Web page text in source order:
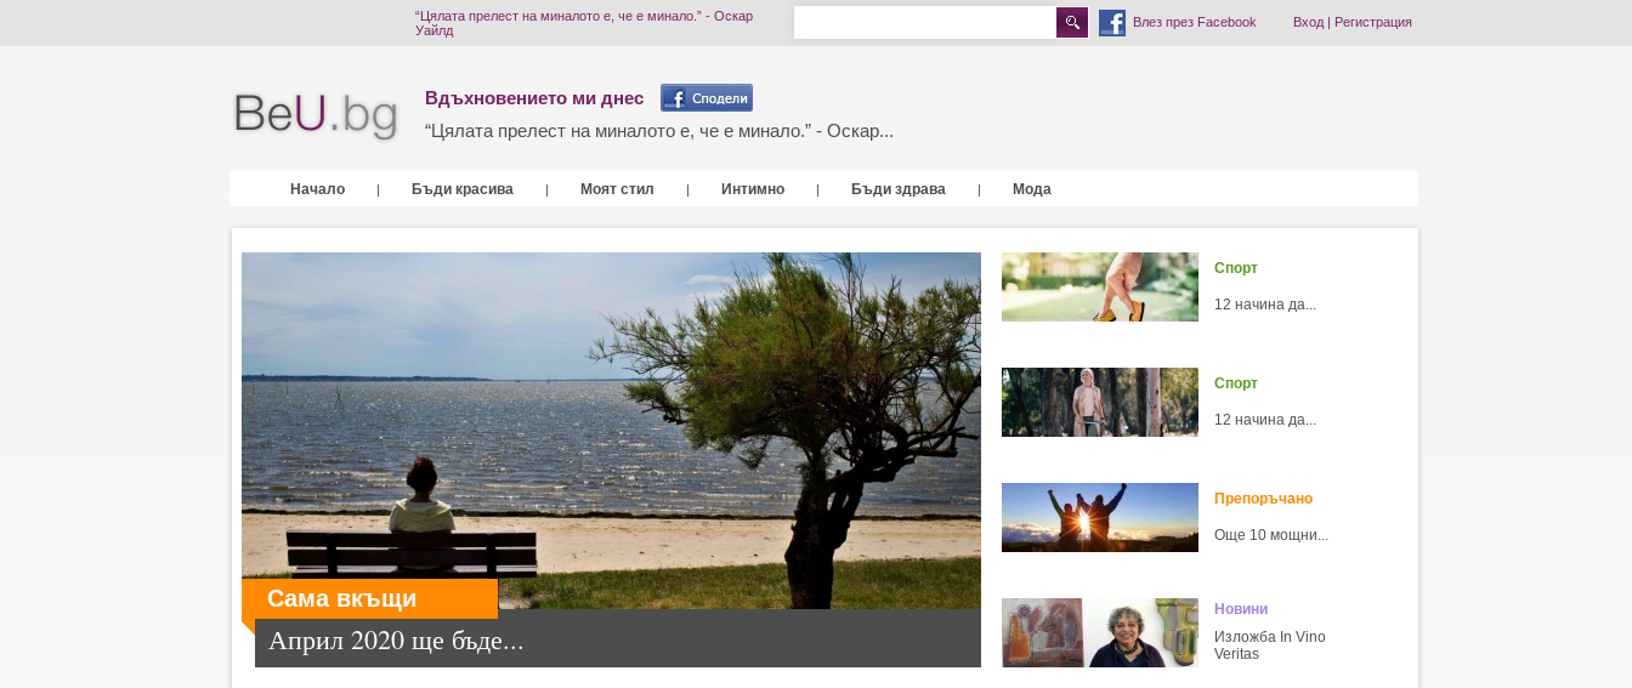
“Цялата прелест на миналото е, че е минало.” - Оскар
Уайлд
Влез през Facebook Вход| Регистрация
Вдъхновението ми днес
“Цялата прелест на миналото е, че е минало.” - Оскар...
Начало | Бъди красива | Моят стил | Интимно | Бъди здрава | Мода
Сама вкъщи
Април 2020 ще бъде...
Спорт
12 начина да...
Спорт
12 начина да...
Препоръчано
Още 10 мощни...
Новини
Изложба In Vino
Veritas